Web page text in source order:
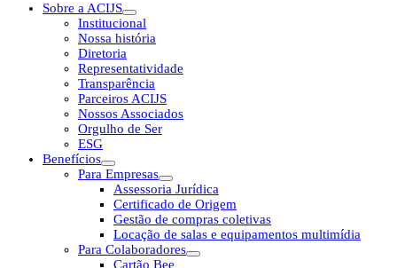
Sobre a ACIJS
Institucional
Nossa história
Diretoria
Representatividade
Transparência
Parceiros ACIJS
Nossos Associados
Orgulho de Ser
ESG
Benefícios
Para Empresas
Assessoria Jurídica
Certificado de Origem
Gestão de compras coletivas
Locação de salas e equipamentos multimídia
Para Colaboradores
Cartão Bee